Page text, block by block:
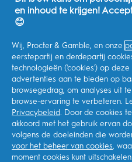
Ik geef toestemming
gepersonaliseerde
aanbiedingen, nieuws en
Oral-B en andere
P&G-merken
kan me op elk
Procter & Gamble, als
persoonlijke gegevens
registreren en de interactie
diensten en zodat P&G u,
relevante commerciële
gepersonaliseerde
en inhoud te krijgen!
😊
Wij, Procter & Gamble, en onze
eerstepartij en derdepartij
technologieën ('cookies') op
advertenties aan te bieden op
browsegedrag, om analyses uit
browse-ervaring te verbeteren.
Privacybeleid. Door de cookies
akkoord met het gebruik ervan
volgens de doeleinden die
voor het beheer van cookies,
moment cookies kunt uitschakelen.